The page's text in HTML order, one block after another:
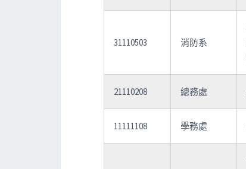
31110503 消防系
21110208 總務處
11111108 學務處